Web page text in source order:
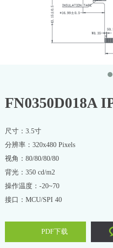
FN0350D018A
尺寸：3.5寸
分辨率：320x480 Pixels
视角：80/80/80/80
背光：350 cd/m2
操作温度：-20~70
接口：MCU/SPI 40
PDF下载